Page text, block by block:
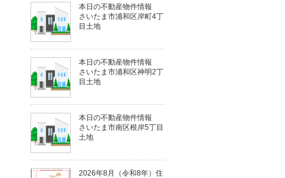
本日の不動産物件情報
さいたま市浦和区岸町4丁
目土地
本日の不動産物件情報
さいたま市浦和区神明2丁
目土地
本日の不動産物件情報
さいたま市南区根岸5丁目
土地
2026年8月（令和8年）住